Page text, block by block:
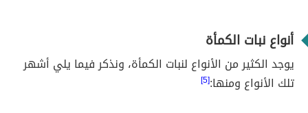
أنواع نبات الكمأة
يوجد الكثير من الأنواع لنبات الكمأة، ونذكر فيما يلي أشهر
تلك الأنواع ومنها:[5]